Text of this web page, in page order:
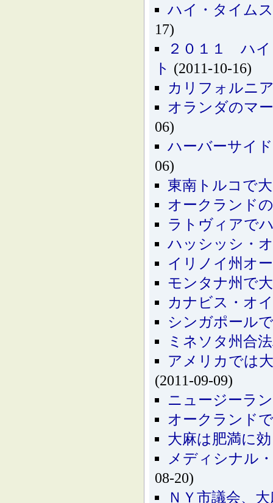
ハイ・タイム
17)
２０１１ ハ
ト (2011-10-16)
カリフォルニ
オランダのマ
06)
ハーバーサイ
06)
東南トルコで
オークランド
ラトヴィアで
ハッシッシ・
イリノイ州オ
モンタナ州で
カナビス・オ
シンガポール
ミネソタ州合
アメリカでは
(2011-09-09)
ニュージーラ
オークランド
大麻は肥満に
メディシナル
08-20)
ＮＹ市議会、